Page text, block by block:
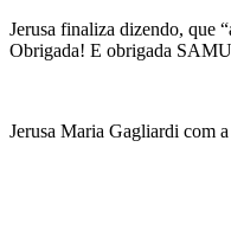
Jerusa finaliza dizendo, que
Obrigada! E obrigada
Jerusa Maria Gagliardi com